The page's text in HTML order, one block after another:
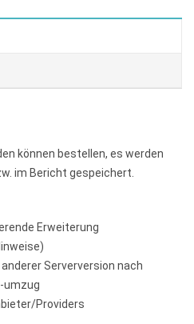
können bestellen, es werden
im Bericht gespeichert.
Erweiterung
Serverversion nach
umzug
Providers